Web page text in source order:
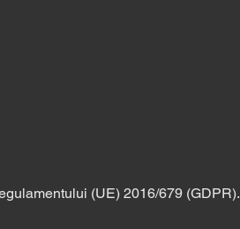
(UE) 2016/679 (GDPR).